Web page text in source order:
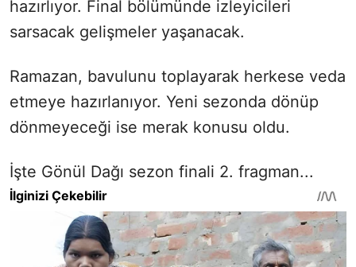
hazırlıyor. Final bölümünde izleyicileri
sarsacak gelişmeler yaşanacak.
Ramazan, bavulunu toplayarak herkese veda
etmeye hazırlanıyor. Yeni sezonda dönüp
dönmeyeceği ise merak konusu oldu.
İşte Gönül Dağı sezon finali 2. fragman...